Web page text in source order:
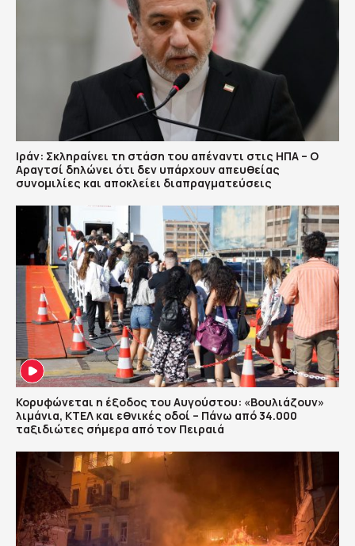
Ιράν: Σκληραίνει τη στάση του απέναντι στις ΗΠΑ – Ο
Αραγτσί δηλώνει ότι δεν υπάρχουν απευθείας
συνομιλίες και αποκλείει διαπραγματεύσεις
Κορυφώνεται η έξοδος του Αυγούστου: «Βουλιάζουν»
λιμάνια, ΚΤΕΛ και εθνικές οδοί – Πάνω από 34.000
ταξιδιώτες σήμερα από τον Πειραιά